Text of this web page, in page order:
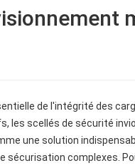
de l'intégrité des
les scellés de sécurité
une solution
sécurisation complexes.